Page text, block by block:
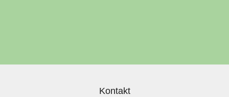
Kontakt